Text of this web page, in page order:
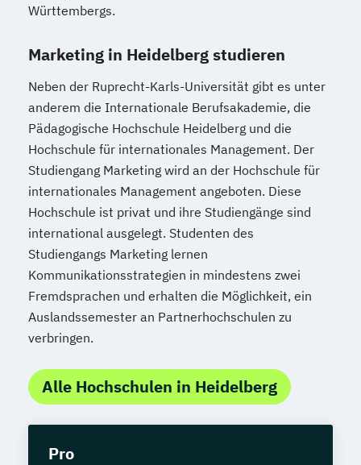
Württembergs.
Marketing in Heidelberg studieren
Neben der Ruprecht-Karls-Universität gibt es unter
anderem die Internationale Berufsakademie, die
Pädagogische Hochschule Heidelberg und die
Hochschule für internationales Management. Der
Studiengang Marketing wird an der Hochschule für
internationales Management angeboten. Diese
Hochschule ist privat und ihre Studiengänge sind
international ausgelegt. Studenten des
Studiengangs Marketing lernen
Kommunikationsstrategien in mindestens zwei
Fremdsprachen und erhalten die Möglichkeit, ein
Auslandssemester an Partnerhochschulen zu
verbringen.
Alle Hochschulen in Heidelberg
Pro